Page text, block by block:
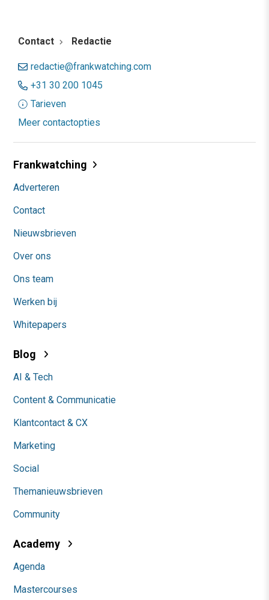
Contact Redactie
redactie@frankwatching.com
+31 30 200 1045
Tarieven
Meer contactopties
Frankwatching
Adverteren
Contact
Nieuwsbrieven
Over ons
Ons team
Werken bij
Whitepapers
Blog
AI & Tech
Content & Communicatie
Klantcontact & CX
Marketing
Social
Themanieuwsbrieven
Community
Academy
Agenda
Mastercourses